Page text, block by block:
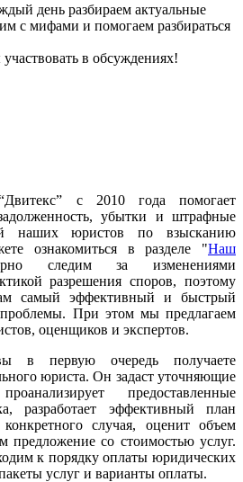
день разбираем актуальные
с мифами и помогаем разбираться
в обсуждениях!
с 2010 года помогает
убытки и штрафные
наших юристов по взысканию
ознакомиться в разделе "Наш
следим за изменениями
разрешения споров, поэтому
самый эффективный и быстрый
При этом мы предлагаем
оценщиков и экспертов.
в первую очередь получаете
юриста. Он задаст уточняющие
предоставленные
разработает эффективный план
случая, оценит объем
предложение со стоимостью услуг.
к порядку оплаты юридических
услуг и варианты оплаты.